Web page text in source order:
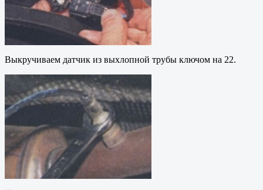
Выкручиваем датчик из выхлопной трубы ключом на 22.